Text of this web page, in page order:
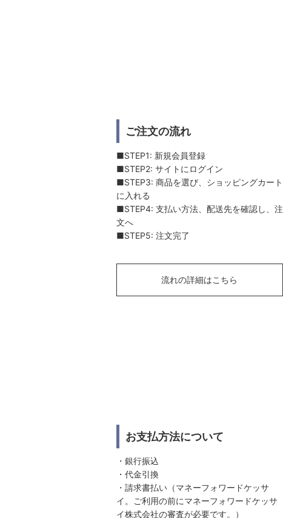
ご注文の流れ
■STEP1: 新規会員登録
■STEP2: サイトにログイン
■STEP3: 商品を選び、ショッピングカート
に入れる
■STEP4: 支払い方法、配送先を確認し、注
文へ
■STEP5: 注文完了
流れの詳細はこちら
お支払方法について
・銀行振込
・代金引換
・請求書払い（マネーフォワードケッサ
イ。ご利用の前にマネーフォワードケッサ
イ株式会社の審査が必要です。）